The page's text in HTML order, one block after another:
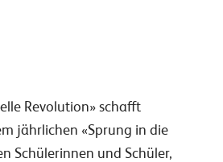
Revolution» schafft
jährlichen «Sprung in die
Schülerinnen und Schüler,